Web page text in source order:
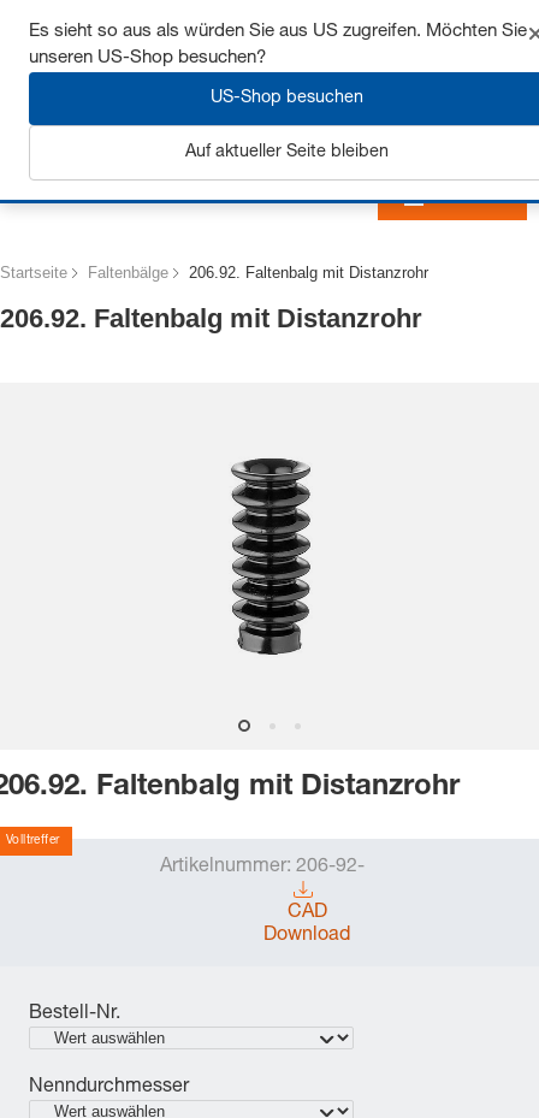
Sichern Sie sich bis zu 7% Rabatt - hier klicken um
mehr zu erfahren
Startseite Faltenbälge 206.92. Faltenbalg mit Distanzrohr
206.92. Faltenbalg mit Distanzrohr
Faltenbalg mit Distanzrohr
Volltreffer
Artikelnummer: 206-92-
CAD
Download
Bestell-Nr.
Nenndurchmesser
Es sieht so aus als würden Sie aus US zugreifen. Möchten Sie
unseren US-Shop besuchen?
US-Shop besuchen
Auf aktueller Seite bleiben